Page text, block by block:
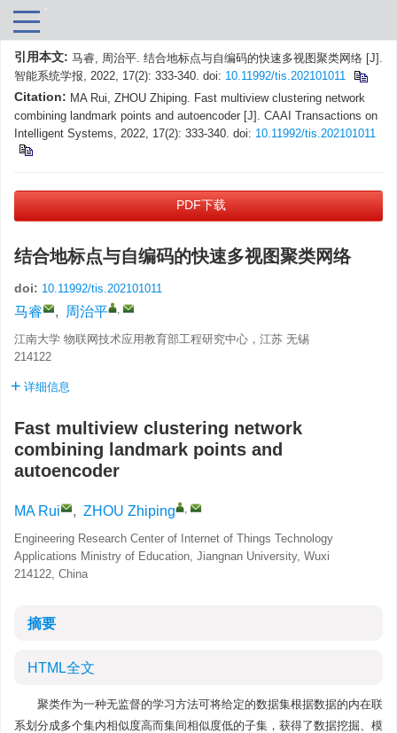
引用本文: 马睿, 周治平. 结合地标点与自编码的快速多视图聚类网络 [J].
智能系统学报, 2022, 17(2): 333-340. doi: 10.11992/tis.202101011
Citation: MA Rui, ZHOU Zhiping. Fast multiview clustering network
combining landmark points and autoencoder [J]. CAAI Transactions on
Intelligent Systems, 2022, 17(2): 333-340. doi: 10.11992/tis.202101011
PDF下载
结合地标点与自编码的快速多视图聚类网络
doi: 10.11992/tis.202101011
马睿 , 周治平 ,
江南大学 物联网技术应用教育部工程研究中心，江苏 无锡
214122
详细信息
Fast multiview clustering network
combining landmark points and
autoencoder
MA Rui , ZHOU Zhiping ,
Engineering Research Center of Internet of Things Technology
Applications Ministry of Education, Jiangnan University, Wuxi
214122, China
摘要
HTML全文
聚类作为一种无监督的学习方法可将给定的数据集根据数据的内在联
系划分成多个集内相似度高而集间相似度低的子集，获得了数据挖掘、模